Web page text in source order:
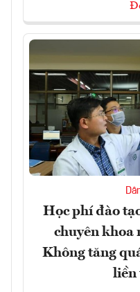
Học phí đào
chuyên khoa
Không tăng
liền